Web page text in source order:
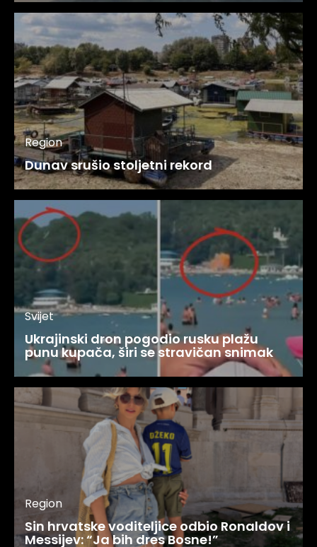
Region
Dunav srušio stoljetni rekord
Svijet
Ukrajinski dron pogodio rusku plažu
punu kupača, širi se stravičan snimak
Region
Sin hrvatske voditeljice odbio Ronaldov i
Messijev: “Ja bih dres Bosne!”